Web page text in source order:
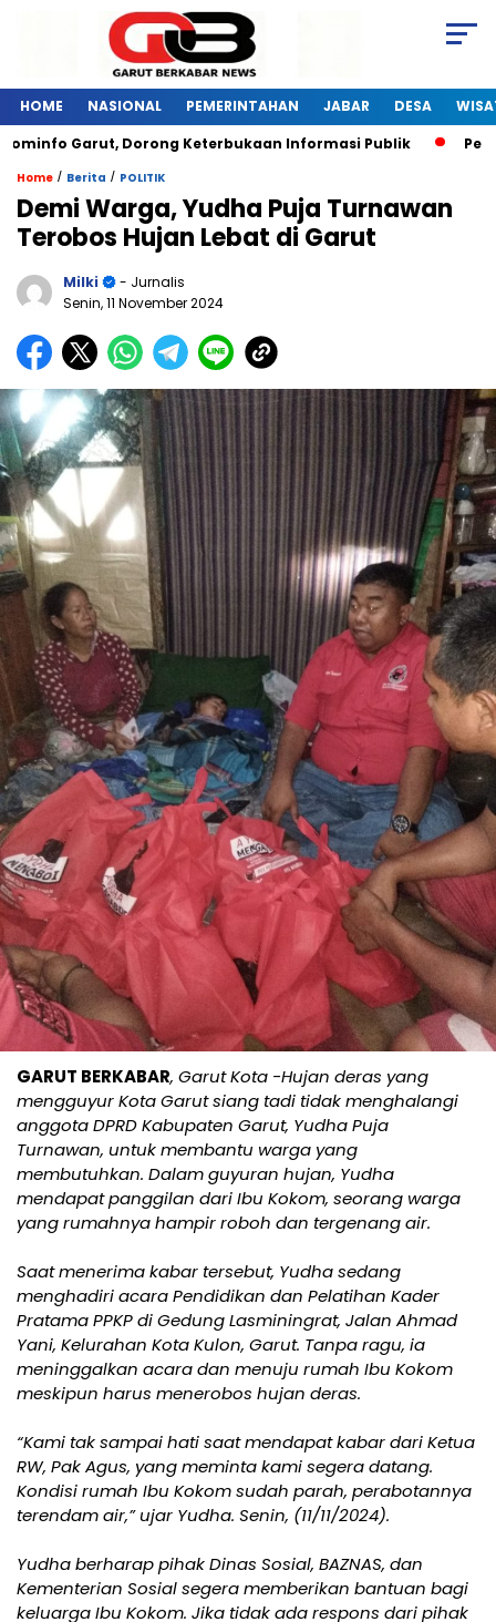
HOME NASIONAL PEMERINTAHAN JABAR DESA
Garut, Dorong Keterbukaan Informasi Publik
Home / Berita / POLITIK
Demi Warga, Yudha Puja Turnawan
Terobos Hujan Lebat di Garut
Milki
- Jurnalis
Senin, 11 November 2024
GARUT BERKABAR, Garut Kota -Hujan deras yang
mengguyur Kota Garut siang tadi tidak menghalangi
anggota DPRD Kabupaten Garut, Yudha Puja
Turnawan, untuk membantu warga yang
membutuhkan. Dalam guyuran hujan, Yudha
mendapat panggilan dari Ibu Kokom, seorang warga
yang rumahnya hampir roboh dan tergenang air.
Saat menerima kabar tersebut, Yudha sedang
menghadiri acara Pendidikan dan Pelatihan Kader
Pratama PPKP di Gedung Lasminingrat, Jalan Ahmad
Yani, Kelurahan Kota Kulon, Garut. Tanpa ragu, ia
meninggalkan acara dan menuju rumah Ibu Kokom
meskipun harus menerobos hujan deras.
“Kami tak sampai hati saat mendapat kabar dari Ketua
RW, Pak Agus, yang meminta kami segera datang.
Kondisi rumah Ibu Kokom sudah parah, perabotannya
terendam air,” ujar Yudha. Senin, (11/11/2024).
Yudha berharap pihak Dinas Sosial, BAZNAS, dan
Kementerian Sosial segera memberikan bantuan bagi
keluarga Ibu Kokom. Jika tidak ada respons dari pihak